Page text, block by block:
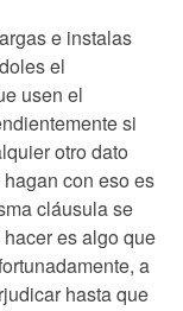
e instalas
el
usen el
si
otro dato
con eso es
cláusula se
es algo que
a
hasta que